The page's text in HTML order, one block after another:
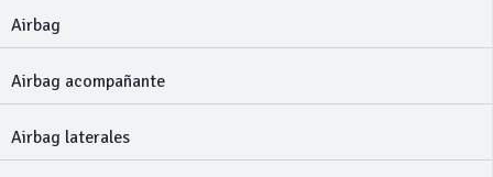
Airbag
Airbag acompañante
Airbag laterales